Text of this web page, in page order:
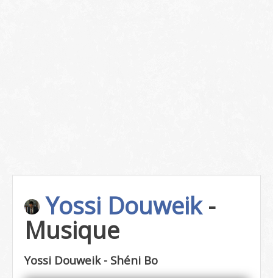
Yossi Douweik-
Musique
Yossi Douweik - Shéni Bo